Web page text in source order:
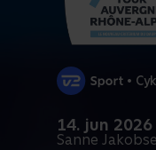
•
14. jun 2026
Sanne